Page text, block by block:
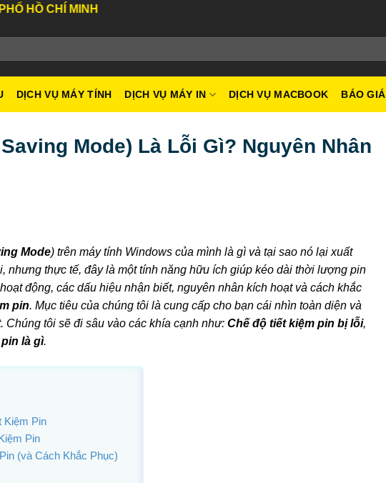
DỊCH VỤ MÁY TÍNH DỊCH VỤ MÁY IN DỊCH VỤ MACBOOK BÁO GIÁ
Mode) Là Lỗi Gì? Nguyên Nhân
Mode) trên máy tính Windows của mình là gì và tại sao nó lại xuất
thực tế, đây là một tính năng hữu ích giúp kéo dài thời lượng pin
động, các dấu hiệu nhận biết, nguyên nhân kích hoạt và cách khắc
pin. Mục tiêu của chúng tôi là cung cấp cho bạn cái nhìn toàn diện và
tôi sẽ đi sâu vào các khía cạnh như: Chế độ tiết kiệm pin bị lỗi,
là gì.
Kiệm Pin
Pin
(và Cách Khắc Phục)